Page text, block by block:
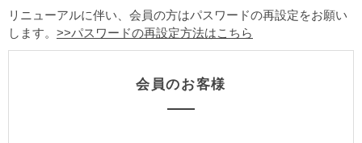
リニューアルに伴い、会員の方はパスワードの再設定をお願い
します。 >>パスワードの再設定方法はこちら
会員のお客様